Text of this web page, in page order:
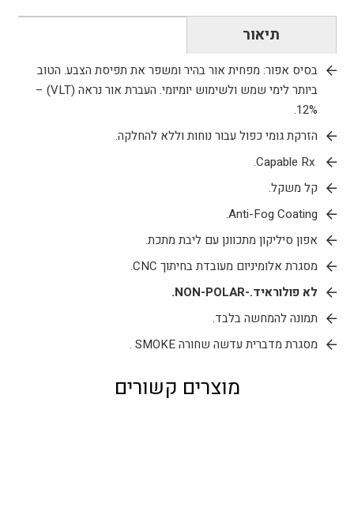
תיאור
בסיס אפור: מפחית אור בהיר ומשפר את תפיסת הצבע. הטוב
ביותר לימי שמש ולשימוש יומיומי. העברת אור נראה (VLT) –
12%.
הזרקת גומי כפול עבור נוחות וללא להחלקה.
Capable Rx.
קל משקל.
Anti-Fog Coating.
אפון סיליקון מתכוונן עם ליבת מתכת.
מסגרת אלומיניום מעובדת בחיתוך CNC.
לא פולוראיד.-NON-POLAR.
תמונה להמחשה בלבד.
מסגרת מדברית עדשה שחורה SMOKE .
מוצרים קשורים